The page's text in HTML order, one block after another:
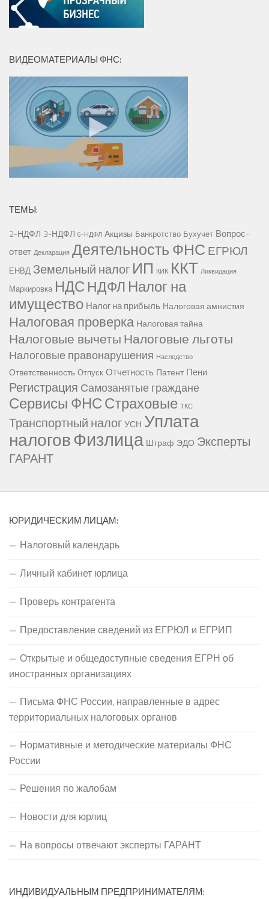
ВИДЕОМАТЕРИАЛЫ ФНС:
ТЕМЫ:
2-НДФЛ 3-НДФЛ 6-НДФЛ Акцизы Банкротство Бухучет Вопрос-
ответ Декларация Деятельность ФНС ЕГРЮЛ
ЕНВД Земельный налог ИП КИК ККТ Ликвидация
Маркировка НДС НДФЛ Налог на
имущество Налог на прибыль Налоговая амнистия
Налоговая проверка Налоговая тайна
Налоговые вычетыНалоговые льготы
Налоговые правонарушения Наследство
Ответственность Отпуск Отчетность Патент Пени
Регистрация Самозанятые граждане
Сервисы ФНССтраховые ТКС
Транспортный налогУСН Уплата
налоговФизлица Штраф ЭДО Эксперты
ГАРАНТ
ЮРИДИЧЕСКИМ ЛИЦАМ:
Налоговый календарь
Личный кабинет юрлица
Проверь контрагента
Предоставление сведений из ЕГРЮЛ и ЕГРИП
Открытые и общедоступные сведения ЕГРН об
иностранных организациях
Письма ФНС России, направленные в адрес
территориальных налоговых органов
Нормативные и методические материалы ФНС
России
Решения по жалобам
Новости для юрлиц
На вопросы отвечают эксперты ГАРАНТ
ИНДИВИДУАЛЬНЫМ ПРЕДПРИНИМАТЕЛЯМ: